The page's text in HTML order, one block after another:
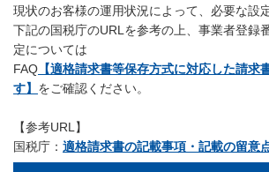
現状のお客様の運用状況によって、必要な設
下記の国税庁のURLを参考の上、事業者登録
定については
FAQ 【適格請求書等保存方式に対応した請求
す】 をご確認ください。
【参考URL】
国税庁： 適格請求書の記載事項・記載の留意